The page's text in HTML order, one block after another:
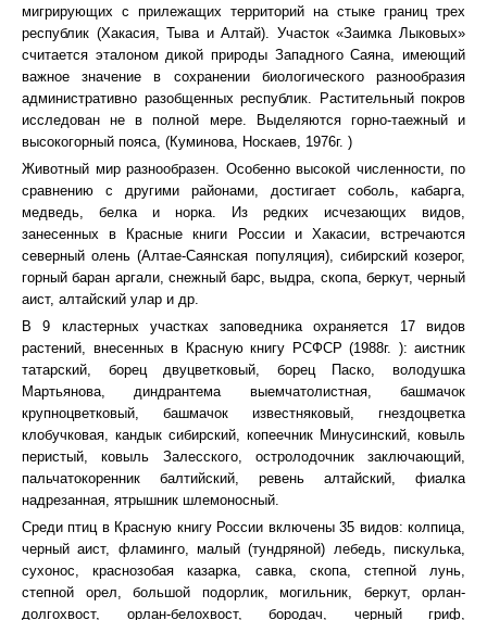
мигрирующих с прилежащих территорий на стыке границ трех
республик (Хакасия, Тыва и Алтай). Участок «Заимка Лыковых»
считается эталоном дикой природы Западного Саяна, имеющий
важное значение в сохранении биологического разнообразия
административно разобщенных республик. Растительный покров
исследован не в полной мере. Выделяются горно-таежный и
высокогорный пояса, (Куминова, Носкаев, 1976г. )
Животный мир разнообразен. Особенно высокой численности, по
сравнению с другими районами, достигает соболь, кабарга,
медведь, белка и норка. Из редких исчезающих видов,
занесенных в Красные книги России и Хакасии, встречаются
северный олень (Алтае-Саянская популяция), сибирский козерог,
горный баран аргали, снежный барс, выдра, скопа, беркут, черный
аист, алтайский улар и др.
В 9 кластерных участках заповедника охраняется 17 видов
растений, внесенных в Красную книгу РСФСР (1988г. ): аистник
татарский, борец двуцветковый, борец Паско, володушка
Мартьянова, диндрантема выемчатолистная, башмачок
крупноцветковый, башмачок известняковый, гнездоцветка
клобучковая, кандык сибирский, копеечник Минусинский, ковыль
перистый, ковыль Залесского, остролодочник заключающий,
пальчатокоренник балтийский, ревень алтайский, фиалка
надрезанная, ятрышник шлемоносный.
Среди птиц в Красную книгу России включены 35 видов: колпица,
черный аист, фламинго, малый (тундряной) лебедь, пискулька,
сухонос, краснозобая казарка, савка, скопа, степной лунь,
степной орел, большой подорлик, могильник, беркут, орлан-
долгохвост, орлан-белохвост, бородач, черный гриф,